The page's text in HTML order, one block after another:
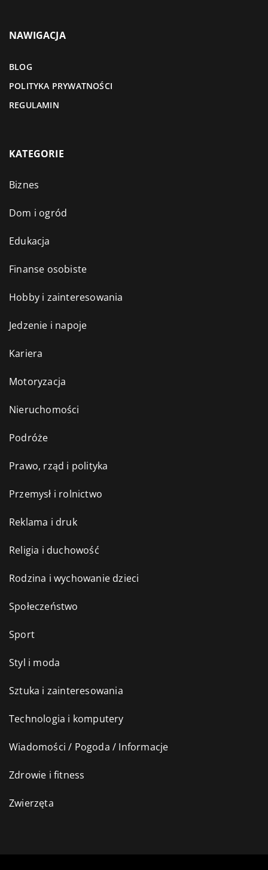
NAWIGACJA
BLOG
POLITYKA PRYWATNOŚCI
REGULAMIN
KATEGORIE
Biznes
Dom i ogród
Edukacja
Finanse osobiste
Hobby i zainteresowania
Jedzenie i napoje
Kariera
Motoryzacja
Nieruchomości
Podróże
Prawo, rząd i polityka
Przemysł i rolnictwo
Reklama i druk
Religia i duchowość
Rodzina i wychowanie dzieci
Społeczeństwo
Sport
Styl i moda
Sztuka i zainteresowania
Technologia i komputery
Wiadomości / Pogoda / Informacje
Zdrowie i fitness
Zwierzęta